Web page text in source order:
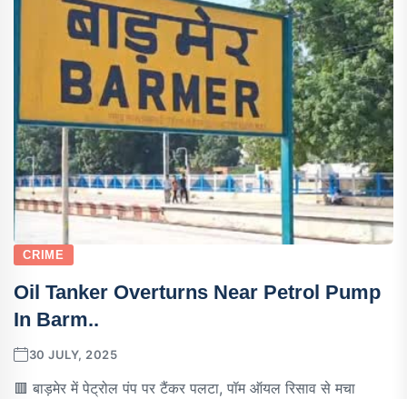
CRIME
Oil Tanker Overturns Near Petrol Pump
In Barm..
30 JULY, 2025
🟥 बाड़मेर में पेट्रोल पंप पर टैंकर पलटा, पॉम ऑयल रिसाव से मचा